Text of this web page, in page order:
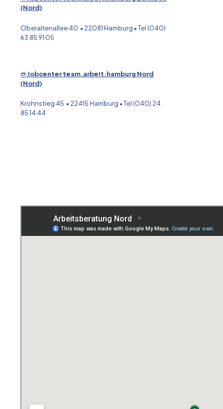
(Nord)
Oberaltenallee 40 • 22081 Hamburg • Tel (040)
63 85 91 05
➱ Jobcenter team.arbeit.hamburg Nord
(Nord)
Krohnstieg 45 • 22415 Hamburg • Tel (040) 24
85 14 44